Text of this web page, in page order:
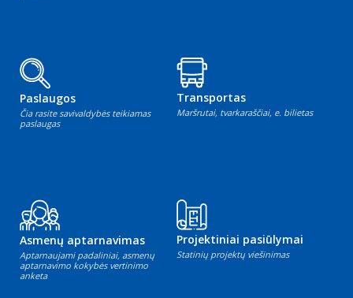
Paslaugos
Čia rasite savivaldybės teikiamas
paslaugas
Transportas
Maršrutai, tvarkaraščiai, e. bilietas
Asmenų aptarnavimas
Aptarnaujami padaliniai, asmenų
aptarnavimo kokybės vertinimo
anketa
Projektiniai pasiūlymai
Statinių projektų viešinimas